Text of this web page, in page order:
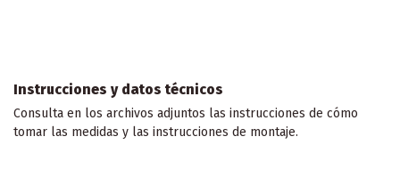
Instrucciones y datos técnicos
Consulta en los archivos adjuntos las instrucciones de cómo
tomar las medidas y las instrucciones de montaje.